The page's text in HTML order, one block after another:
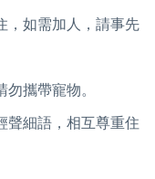
，如需加人，請事先
攜帶寵物。
聲細語，相互尊重住